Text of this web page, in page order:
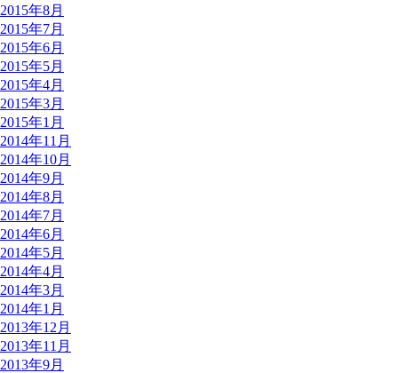
2015年8月
2015年7月
2015年6月
2015年5月
2015年4月
2015年3月
2015年1月
2014年11月
2014年10月
2014年9月
2014年8月
2014年7月
2014年6月
2014年5月
2014年4月
2014年3月
2014年1月
2013年12月
2013年11月
2013年9月